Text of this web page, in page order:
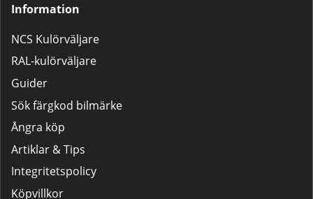
Information
NCS Kulörväljare
RAL-kulörväljare
Guider
Sök färgkod bilmärke
Ångra köp
Artiklar & Tips
Integritetspolicy
Köpvillkor